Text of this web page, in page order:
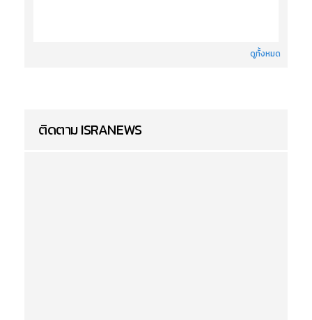
ดูทั้งหมด
ติดตาม ISRANEWS